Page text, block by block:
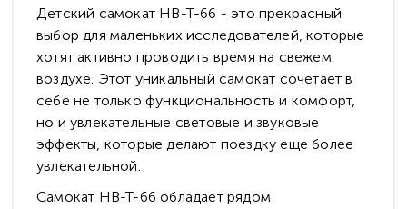
Детский самокат HB-T-66 - это прекрасный
выбор для маленьких исследователей, которые
хотят активно проводить время на свежем
воздухе. Этот уникальный самокат сочетает в
себе не только функциональность и комфорт,
но и увлекательные световые и звуковые
эффекты, которые делают поездку еще более
увлекательной.
Самокат HB-T-66 обладает рядом